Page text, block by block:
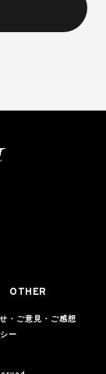
OTHER
・ご意見・ご感想
ー